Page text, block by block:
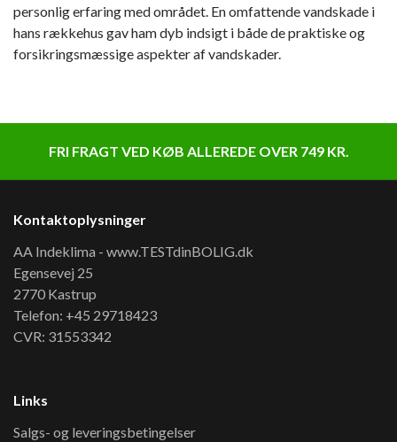
personlig erfaring med området. En omfattende vandskade i
hans rækkehus gav ham dyb indsigt i både de praktiske og
forsikringsmæssige aspekter af vandskader.
FRI FRAGT VED KØB ALLEREDE OVER 749 KR.
Kontaktoplysninger
AA Indeklima - www.TESTdinBOLIG.dk
Egensevej 25
2770 Kastrup
Telefon: +45 29718423
CVR: 31553342
Links
Salgs- og leveringsbetingelser